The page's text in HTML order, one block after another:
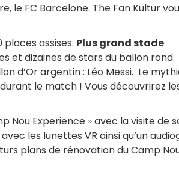
le FC Barcelone. The Fan Kultur
assises. Plus grand stade
et dizaines de stars du ballon rond.
d’Or argentin : Léo Messi. Le
le match ! Vous découvrirez
Nou Experience » avec la visite de
les lunettes VR ainsi qu’un
plans de rénovation du Camp